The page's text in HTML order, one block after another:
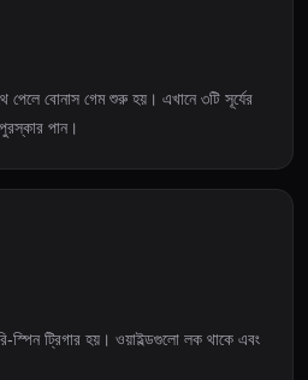
পেলে বোনাস গেম শুরু হয়। এখানে ৩টি সূর্যের
পান।
স্পিন ট্রিগার হয়। ওয়াইল্ডগুলো লক থাকে এবং